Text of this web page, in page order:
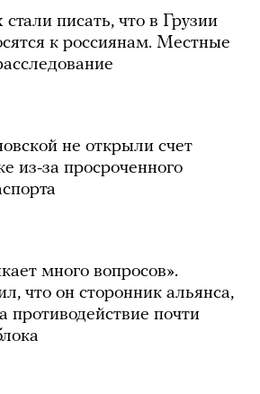
стали писать, что в Грузии
к россиянам. Местные
не открыли счет
из-за просроченного
много вопросов».
что он сторонник альянса,
противодействие почти